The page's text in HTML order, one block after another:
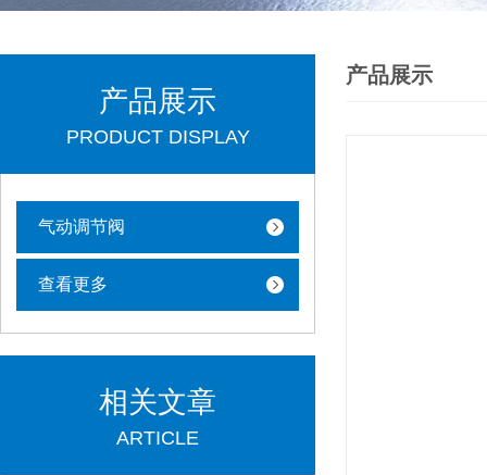
产品展示
PRODUCT DISPLAY
气动调节阀
查看更多
相关文章
ARTICLE
产品展示